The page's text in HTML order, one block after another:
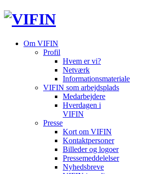
Om VIFIN
Profil
Hvem er vi?
Netværk
Informationsmateriale
VIFIN som arbejdsplads
Medarbejdere
Hverdagen i
VIFIN
Presse
Kort om VIFIN
Kontaktpersoner
Billeder og logoer
Pressemeddelelser
Nyhedsbreve